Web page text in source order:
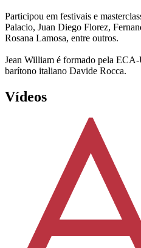
Participou em festivais e
Palacio, Juan Diego Florez,
Rosana Lamosa, entre outros.
Jean William é formado pela ECA-
barítono italiano Davide Rocca.
Vídeos